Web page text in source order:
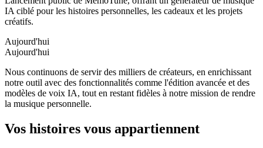
IA ciblé pour les histoires personnelles, les cadeaux et les projets
créatifs.
Aujourd'hui
Aujourd'hui
Nous continuons de servir des milliers de créateurs, en enrichissant
notre outil avec des fonctionnalités comme l'édition avancée et des
modèles de voix IA, tout en restant fidèles à notre mission de rendre
la musique personnelle.
Vos histoires vous appartiennent